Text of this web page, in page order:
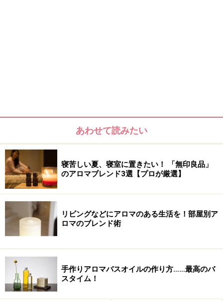
白檀の木片を重ねたものなので、風はさほどたくさん来
ないのですが、その透かし彫り装飾がなんとも上品。持
っているだけで品格を感じる扇子です。なによりふんわ
しかし、白檀は香りを採取できるようになるまで生長す
あわせて読みたい
寝苦しい夏、寝室に置きたい！ 「無印良品」
のアロマブレンド3選【プロが厳選】
リビングなどにアロマのある生活を！部屋別ア
ロマのブレンド術
手作りアロマバスオイルの作り方……最高のバ
スタイム！